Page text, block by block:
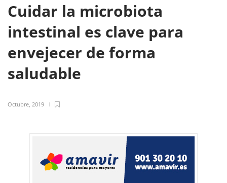
Cuidar la microbiota
intestinal es clave para
envejecer de forma
saludable
Octubre, 2019